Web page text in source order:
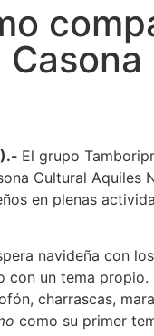
El grupo
Cultural Aquiles
en plenas
navideña con
con un tema propio.
charrascas,
como su primer